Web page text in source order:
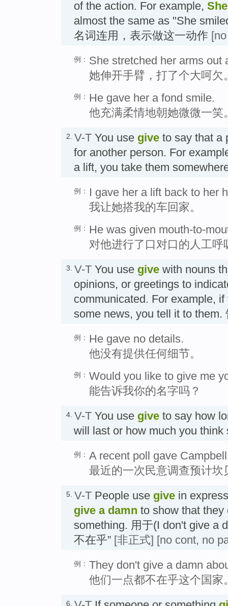
of the action. For example,
almost the same as "She
名词连用，表示做这一动作
例： She stretched her arms out
她伸开手臂，打了个大呵欠
例： He gave her a fond smile.
他充满柔情地朝她微微一笑
2. V-T You use give to say that a
for another person. For
a lift, you take them
例：
I gave her a lift back to her
我让她搭我的车回家。
例： He was given mouth-to-
对他进行了口对口的人工呼
3. V-T You use give with nouns
opinions, or greetings to
communicated. For example,
some news, you tell it to them.
例： He gave no details.
他没有提供任何细节。
例： Would you like to give me
能告诉我你的名字吗？
4. V-T You use give to say how
will last or how much you
例： A recent poll gave
最近的一次民意调查预计
5. V-T People use give in
give a damn to show that they
something. 用于(I don't give a
不在乎” [非正式] [no cont, no
例： They don't give a damn
他们一点都不在乎这个国家
6.